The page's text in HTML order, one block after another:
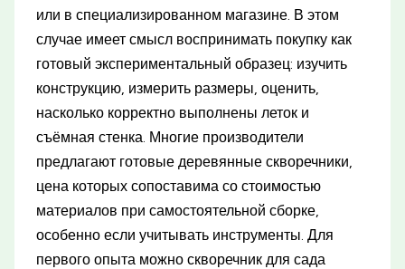
или в специализированном магазине. В этом
случае имеет смысл воспринимать покупку как
готовый экспериментальный образец: изучить
конструкцию, измерить размеры, оценить,
насколько корректно выполнены леток и
съёмная стенка. Многие производители
предлагают готовые деревянные скворечники,
цена которых сопоставима со стоимостью
материалов при самостоятельной сборке,
особенно если учитывать инструменты. Для
первого опыта можно скворечник для сада